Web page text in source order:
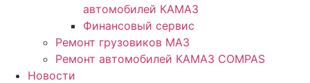
автомобилей КАМАЗ
Финансовый сервис
Ремонт грузовиков МАЗ
Ремонт автомобилей КАМАЗ COMPAS
Новости